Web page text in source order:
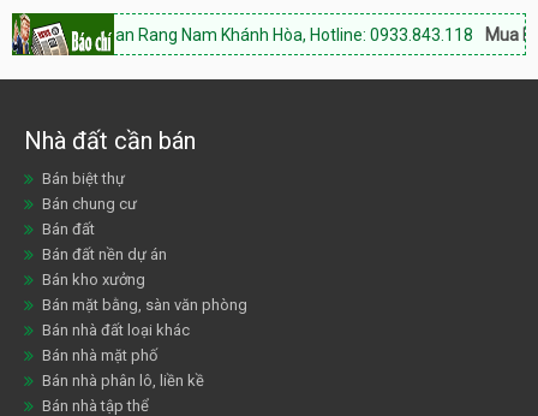
sản Phan Rang Nam Khánh Hòa, Hotline: 0933.843.118 Mua bán
Nhà đất cần bán
Bán biệt thự
Bán chung cư
Bán đất
Bán đất nền dự án
Bán kho xưởng
Bán mặt bằng, sàn văn phòng
Bán nhà đất loại khác
Bán nhà mặt phố
Bán nhà phân lô, liền kề
Bán nhà tập thể